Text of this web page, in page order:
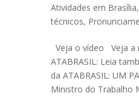
Atividades em Brasília,
técnicos,
Veja o vídeo Veja a
ATABRASIL: Leia
da ATABRASIL: UM
Ministro do Trabalho